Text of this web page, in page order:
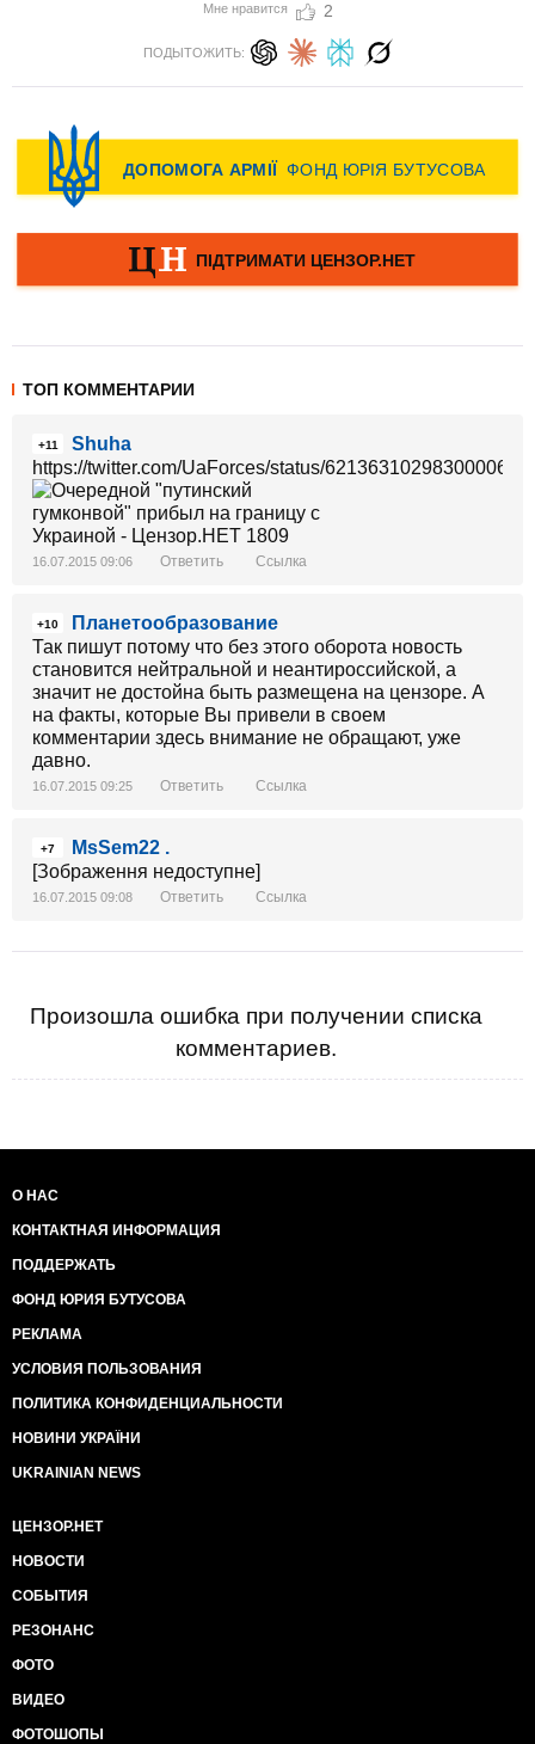
Мне нравится 2
ПОДЫТОЖИТЬ:
ТОП КОММЕНТАРИИ
+11
Shuha
https://twitter.com/UaForces/status/621363102983000064/
16.07.2015 09:06 Ответить Ссылка
+10
Планетообразование
Так пишут потому что без этого оборота новость
становится нейтральной и неантироссийской, а
значит не достойна быть размещена на цензоре. А
на факты, которые Вы привели в своем
комментарии здесь внимание не обращают, уже
давно.
16.07.2015 09:25 Ответить Ссылка
+7
MsSem22 .
[Зображення недоступне]
16.07.2015 09:08 Ответить Ссылка
Произошла ошибка при получении списка
комментариев.
О НАС
КОНТАКТНАЯ ИНФОРМАЦИЯ
ПОДДЕРЖАТЬ
ФОНД ЮРИЯ БУТУСОВА
РЕКЛАМА
УСЛОВИЯ ПОЛЬЗОВАНИЯ
ПОЛИТИКА КОНФИДЕНЦИАЛЬНОСТИ
НОВИНИ УКРАЇНИ
UKRAINIAN NEWS
ЦЕНЗОР.НЕТ
НОВОСТИ
СОБЫТИЯ
РЕЗОНАНС
ФОТО
ВИДЕО
ФОТОШОПЫ